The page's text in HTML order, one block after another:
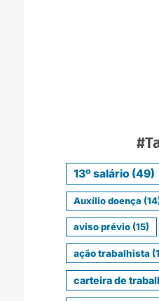
13º salário (49)
Auxílio doença
aviso prévio(15)
ação trabalhista
carteira de